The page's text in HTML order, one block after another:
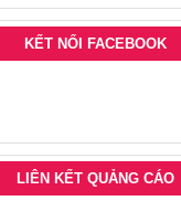
KẾT NỐI FACEBOOK
LIÊN KẾT QUẢNG CÁO